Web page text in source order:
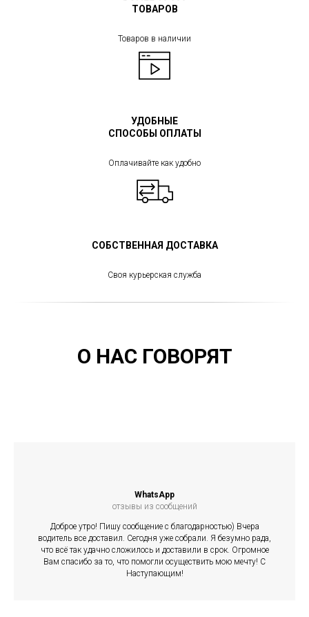
ТОВАРОВ
Товаров в наличии
УДОБНЫЕ
СПОСОБЫ ОПЛАТЫ
Оплачивайте как удобно
СОБСТВЕННАЯ ДОСТАВКА
Своя курьерская служба
О НАС ГОВОРЯТ
WhatsApp
отзывы из сообщений
Доброе утро! Пишу сообщение с благодарностью) Вчера
водитель все доставил. Сегодня уже собрали. Я безумно рада,
что всё так удачно сложилось и доставили в срок. Огромное
Вам спасибо за то, что помогли осуществить мою мечту! С
Наступающим!